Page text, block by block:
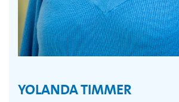
YOLANDA TIMMER